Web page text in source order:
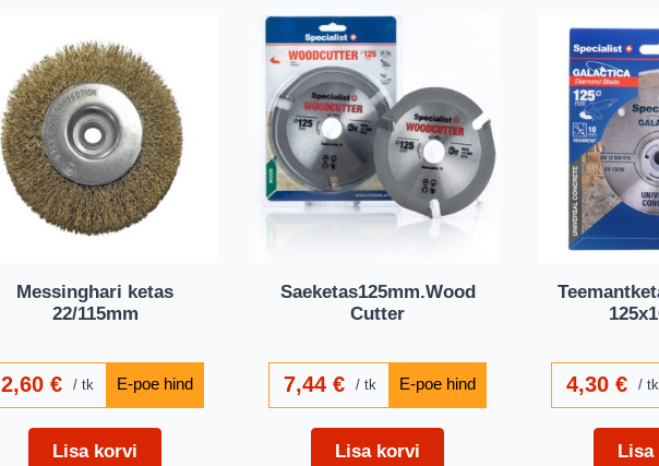
Messinghari ketas
22/115mm
2,60€ tk
Lisa korvi
Saeketas125mm.Wood
Cutter
7,44€ tk
Lisa korvi
4,30€ tk
Lisa